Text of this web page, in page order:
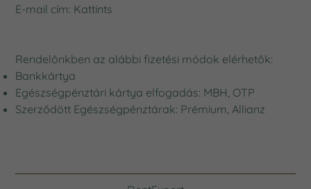
E-mail cím: Kattints
Rendelőnkben az alábbi fizetési módok elérhetők:
Bankkártya
Egészségpénztári kártya elfogadás: MBH, OTP
Szerződött Egészségpénztárak: Prémium, Allianz